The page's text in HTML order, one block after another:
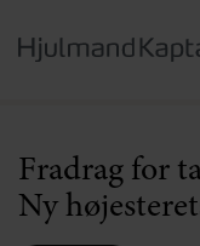
hovedindhold
Fradrag for
Ny